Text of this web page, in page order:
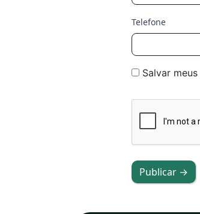
Telefone
Salvar
Publicar →